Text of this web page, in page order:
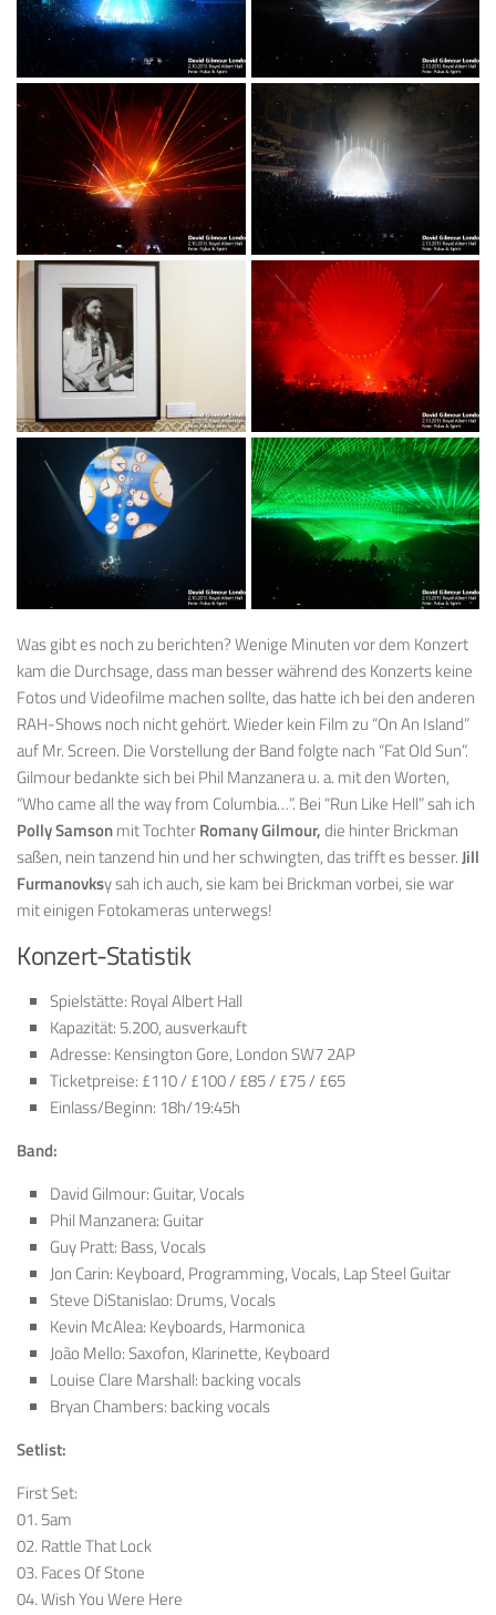
Was gibt es noch zu berichten? Wenige Minuten vor dem Konzert
kam die Durchsage, dass man besser während des Konzerts keine
Fotos und Videofilme machen sollte, das hatte ich bei den anderen
RAH-Shows noch nicht gehört. Wieder kein Film zu “On An Island”
auf Mr. Screen. Die Vorstellung der Band folgte nach “Fat Old Sun”.
Gilmour bedankte sich bei Phil Manzanera u. a. mit den Worten,
“Who came all the way from Columbia…”. Bei “Run Like Hell” sah ich
Polly Samsonmit TochterRomany Gilmour,die hinter Brickman
saßen, nein tanzend hin und her schwingten, das trifft es besser.Jill
Furmanovksy sah ich auch, sie kam bei Brickman vorbei, sie war
mit einigen Fotokameras unterwegs!
Konzert-Statistik
Spielstätte: Royal Albert Hall
Kapazität: 5.200, ausverkauft
Adresse: Kensington Gore, London SW7 2AP
Ticketpreise: £110 / £100 / £85 / £75 / £65
Einlass/Beginn: 18h/19:45h
Band:
David Gilmour: Guitar, Vocals
Phil Manzanera: Guitar
Guy Pratt: Bass, Vocals
Jon Carin: Keyboard, Programming, Vocals, Lap Steel Guitar
Steve DiStanislao: Drums, Vocals
Kevin McAlea: Keyboards, Harmonica
João Mello: Saxofon, Klarinette, Keyboard
Louise Clare Marshall: backing vocals
Bryan Chambers: backing vocals
Setlist:
First Set:
01. 5am
02. Rattle That Lock
03. Faces Of Stone
04. Wish You Were Here